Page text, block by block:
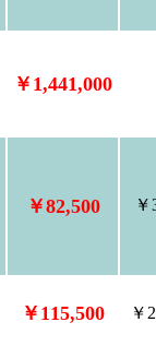
￥1,441,000
￥82,500
￥115,500 ￥